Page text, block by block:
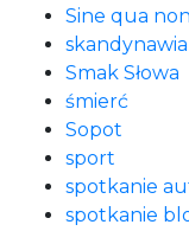
Sine qua non
skandynawia
Smak Słowa
śmierć
Sopot
sport
spotkanie
spotkanie